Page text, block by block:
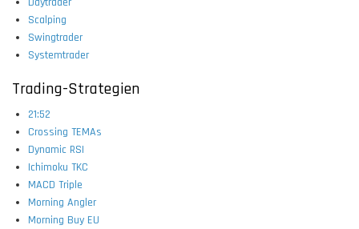
Scalping
Swingtrader
Systemtrader
Trading-Strategien
21:52
Crossing TEMAs
Dynamic RSI
Ichimoku TKC
MACD Triple
Morning Angler
Morning Buy EU